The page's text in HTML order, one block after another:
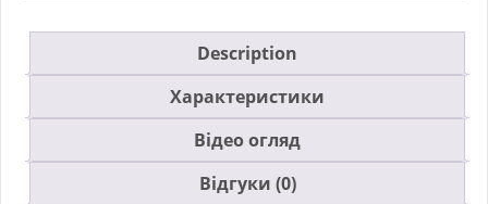
Description
Характеристики
Відео огляд
Відгуки (0)